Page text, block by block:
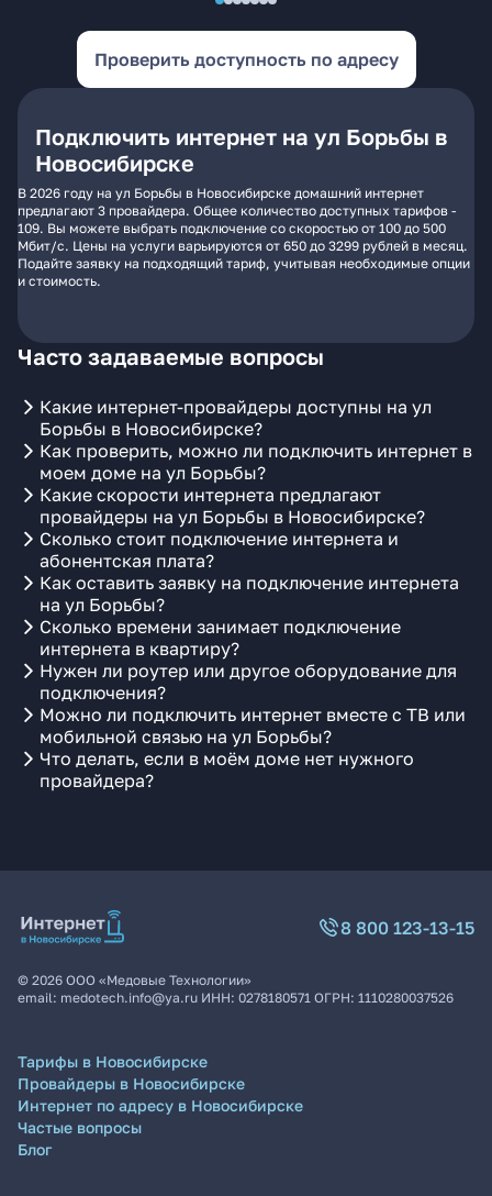
Проверить доступность по адресу
Подключить интернет на ул Борьбы в
Новосибирске
В 2026 году на ул Борьбы в Новосибирске домашний интернет
предлагают 3 провайдера. Общее количество доступных тарифов -
109. Вы можете выбрать подключение со скоростью от 100 до 500
Мбит/с. Цены на услуги варьируются от 650 до 3299 рублей в месяц.
Подайте заявку на подходящий тариф, учитывая необходимые опции
и стоимость.
Часто задаваемые вопросы
Какие интернет-провайдеры доступны на ул
Борьбы в Новосибирске?
Как проверить, можно ли подключить интернет в
моем доме на ул Борьбы?
Какие скорости интернета предлагают
провайдеры на ул Борьбы в Новосибирске?
Сколько стоит подключение интернета и
абонентская плата?
Как оставить заявку на подключение интернета
на ул Борьбы?
Сколько времени занимает подключение
интернета в квартиру?
Нужен ли роутер или другое оборудование для
подключения?
Можно ли подключить интернет вместе с ТВ или
мобильной связью на ул Борьбы?
Что делать, если в моём доме нет нужного
провайдера?
8 800 123-13-15
© 2026 ООО «Медовые Технологии»
email: medotech.info@ya.ru ИНН: 0278180571 ОГРН: 1110280037526
Тарифы в Новосибирске
Провайдеры в Новосибирске
Интернет по адресу в Новосибирске
Частые вопросы
Блог